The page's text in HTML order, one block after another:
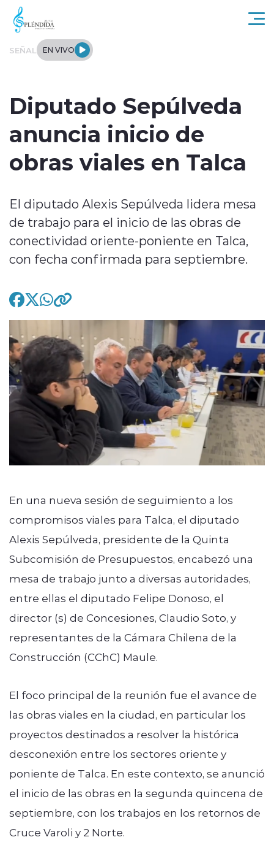
Click acá para ir directamente al contenido
SEÑAL EN VIVO
Regional
Tendencias
Entrevistas
Deportes
Diputado Sepúlveda
anuncia inicio de
obras viales en Talca
El diputado Alexis Sepúlveda lidera mesa
de trabajo para el inicio de las obras de
conectividad oriente-poniente en Talca,
con fecha confirmada para septiembre.
En una nueva sesión de seguimiento a los
compromisos viales para Talca, el diputado
Alexis Sepúlveda, presidente de la Quinta
Subcomisión de Presupuestos, encabezó una
mesa de trabajo junto a diversas autoridades,
entre ellas el diputado Felipe Donoso, el
director (s) de Concesiones, Claudio Soto, y
representantes de la Cámara Chilena de la
Construcción (CChC) Maule.
El foco principal de la reunión fue el avance de
las obras viales en la ciudad, en particular los
proyectos destinados a resolver la histórica
desconexión entre los sectores oriente y
poniente de Talca. En este contexto, se anunció
el inicio de las obras en la segunda quincena de
septiembre, con los trabajos en los retornos de
Cruce Varoli y 2 Norte.